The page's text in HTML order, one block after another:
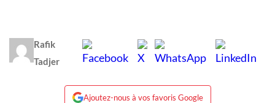
Rafik
Tadjer
Ajoutez-nous à vos favoris Google